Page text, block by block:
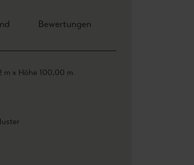
Bewertungen
m x Höhe 100,00 m